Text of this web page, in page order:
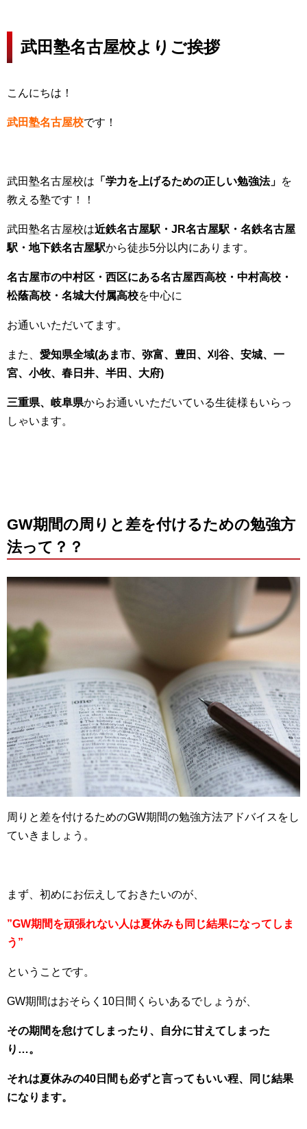
武田塾名古屋校よりご挨拶
こんにちは！
武田塾名古屋校です！
武田塾名古屋校は 「学力を上げるための正しい勉強法」 を
教える塾です！！
武田塾名古屋校は近鉄名古屋駅・JR名古屋駅・名鉄名古屋
駅・地下鉄名古屋駅から徒歩5分以内にあります。
名古屋市の中村区・西区にある名古屋西高校・中村高校・
松蔭高校・名城大付属高校を中心に
お通いいただいてます。
また、 愛知県全域(あま市、弥富、豊田、刈谷、安城、一
宮、小牧、春日井、半田、大府)
三重県、岐阜県からお通いいただいている生徒様もいらっ
しゃいます。
GW期間の周りと差を付けるための勉強方
法って？？
周りと差を付けるためのGW期間の勉強方法アドバイスをし
ていきましょう。
まず、初めにお伝えしておきたいのが、
”GW期間を頑張れない人は夏休みも同じ結果になってしま
う”
ということです。
GW期間はおそらく10日間くらいあるでしょうが、
その期間を怠けてしまったり、自分に甘えてしまった
り…。
それは夏休みの40日間も必ずと言ってもいい程、同じ結果
になります。